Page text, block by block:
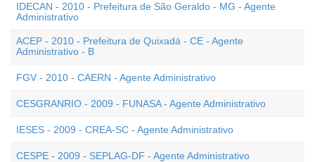
IDECAN - 2010 - Prefeitura de São Geraldo - MG - Agente
Administrativo
ACEP - 2010 - Prefeitura de Quixadá - CE - Agente
Administrativo - B
FGV - 2010 - CAERN - Agente Administrativo
CESGRANRIO - 2009 - FUNASA - Agente Administrativo
IESES - 2009 - CREA-SC - Agente Administrativo
CESPE - 2009 - SEPLAG-DF - Agente Administrativo